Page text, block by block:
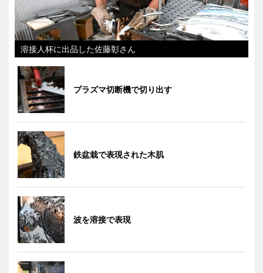
溶接人杯に出品した佐藤彰さん
プラズマ切断機で切り出す
鉄盆栽で表現された木肌
波を溶接で表現